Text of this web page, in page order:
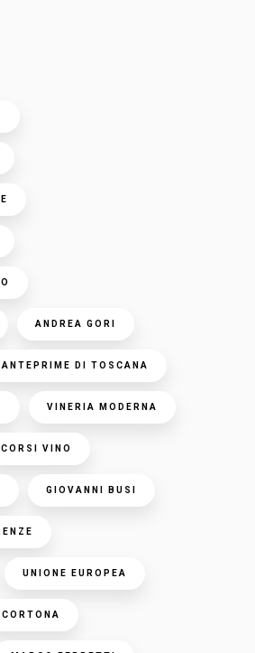
ANDREA GORI
ANTEPRIME DI TOSCANA
VINERIA MODERNA
CORSI VINO
GIOVANNI BUSI
UNIONE EUROPEA
CORTONA